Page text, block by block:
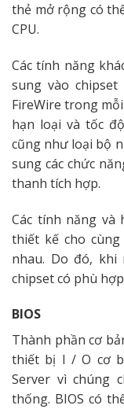
thẻ mở rộng có
CPU.
Các tính năng
sung vào
FireWire trong
hạn loại và tốc
cũng như loại bộ
sung các chức
thanh tích hợp.
Các tính năng và
thiết kế cho
nhau. Do đó, khi
chipset có phù
BIOS
Thành phần cơ
thiết bị I / O cơ
Server vì chúng
thống. BIOS có